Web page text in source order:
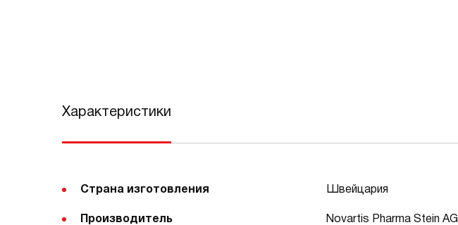
Характеристики
Страна изготовления Швейцария
Производитель Novartis Pharma Stein AG